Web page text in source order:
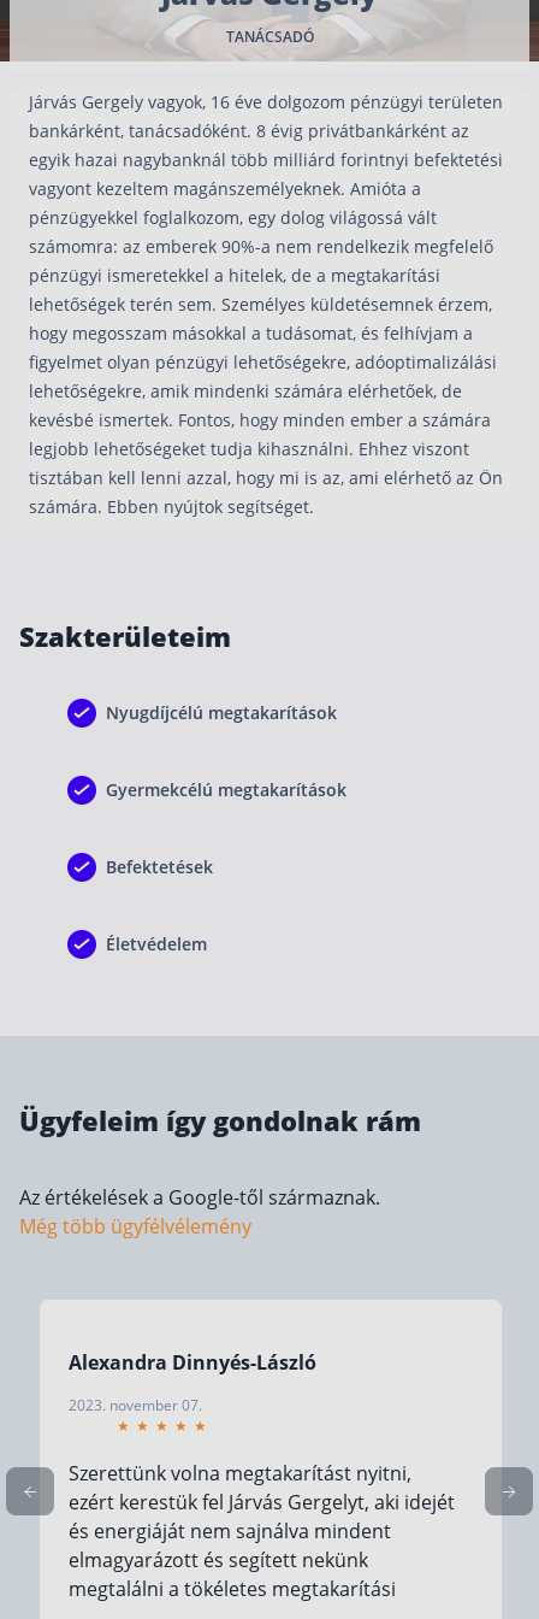
Nyugdíj kisokos – A magyar nyugdíjrendszer
Egyszerű Állami Nyugdíjkalkulátor
Nyugdíjbiztosítás
Nyugdíjbiztosítás vagy NYESZ? Melyik a jobb?
Melyik a legolcsóbb nyugdíjbiztosítás?
Önkéntes nyugdíjpénztár vagy
Nyugdíjbiztosítás adókedvezmény és adójóváírás
KATA Nyugdíj: így használd ki az
Nyugdíjbiztosítás kalkulátor
Nyugdíjbiztosítás hozamok
Nyugdíjbiztosítás költségek
Életbiztosítások
Megtakarítással kombinált életbiztosítás
Befektetési egységekhez kötött életbiztosítás
Egészségbiztosítás
Magán egészségbiztosítás 💊
Befektetés
Legjobb befektetés
Részvény vásárlás
ETF
Gyermek megtakarítás
Lakástakarék
Hitel
Vállalkozói hitel
TANÁCSADÓ
Járvás Gergely vagyok, 16 éve dolgozom pénzügyi területen
bankárként, tanácsadóként. 8 évig privátbankárként az
egyik hazai nagybanknál több milliárd forintnyi befektetési
vagyont kezeltem magánszemélyeknek. Amióta a
pénzügyekkel foglalkozom, egy dolog világossá vált
számomra: az emberek 90%-a nem rendelkezik megfelelő
pénzügyi ismeretekkel a hitelek, de a megtakarítási
lehetőségek terén sem. Személyes küldetésemnek érzem,
hogy megosszam másokkal a tudásomat, és felhívjam a
figyelmet olyan pénzügyi lehetőségekre, adóoptimalizálási
lehetőségekre, amik mindenki számára elérhetőek, de
kevésbé ismertek. Fontos, hogy minden ember a számára
legjobb lehetőségeket tudja kihasználni. Ehhez viszont
tisztában kell lenni azzal, hogy mi is az, ami elérhető az Ön
számára. Ebben nyújtok segítséget.
Szakterületeim
Nyugdíjcélú megtakarítások
Gyermekcélú megtakarítások
Befektetések
Életvédelem
Ügyfeleim így gondolnak rám
Az értékelések a Google-től származnak.
Még több ügyfélvélemény
Alexandra Dinnyés-László
2023. november 07.
Szerettünk volna megtakarítást nyitni,
ezért kerestük fel Járvás Gergelyt, aki idejét
és energiáját nem sajnálva mindent
elmagyarázott és segített nekünk
megtalálni a tökéletes megtakarítási